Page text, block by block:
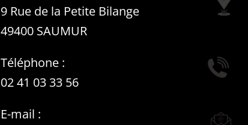
9 Rue de la Petite Bilange
49400 SAUMUR
Téléphone :
02 41 03 33 56
E-mail :